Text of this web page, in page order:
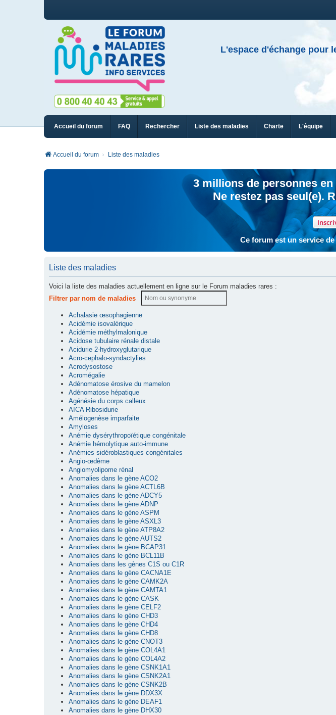
L'espace d'échange pour
Accueil du forum FAQ Rechercher Liste des maladies Charte L'équipe
Accueil du forum Liste des maladies
3 millions de personnes
Ne restez pas seul(e).
Ce forum est un service
Liste des maladies
Voici la liste des maladies actuellement en ligne sur le Forum maladies rares :
Filtrer par nom de maladies
Achalasie œsophagienne
Acidémie isovalérique
Acidémie méthylmalonique
Acidose tubulaire rénale distale
Acidurie 2-hydroxyglutarique
Acro-cephalo-syndactylies
Acrodysostose
Acromégalie
Adénomatose érosive du mamelon
Adénomatose hépatique
Agénésie du corps calleux
AICA Ribosidurie
Amélogenèse imparfaite
Amyloses
Anémie dysérythropoïétique congénitale
Anémie hémolytique auto-immune
Anémies sidéroblastiques congénitales
Angio-œdème
Angiomyolipome rénal
Anomalies dans le gène ACO2
Anomalies dans le gène ACTL6B
Anomalies dans le gène ADCY5
Anomalies dans le gène ADNP
Anomalies dans le gène ASPM
Anomalies dans le gène ASXL3
Anomalies dans le gène ATP8A2
Anomalies dans le gène AUTS2
Anomalies dans le gène BCAP31
Anomalies dans le gène BCL11B
Anomalies dans les gènes C1S ou C1R
Anomalies dans le gène CACNA1E
Anomalies dans le gène CAMK2A
Anomalies dans le gène CAMTA1
Anomalies dans le gène CASK
Anomalies dans le gène CELF2
Anomalies dans le gène CHD3
Anomalies dans le gène CHD4
Anomalies dans le gène CHD8
Anomalies dans le gène CNOT3
Anomalies dans le gène COL4A1
Anomalies dans le gène COL4A2
Anomalies dans le gène CSNK1A1
Anomalies dans le gène CSNK2A1
Anomalies dans le gène CSNK2B
Anomalies dans le gène DDX3X
Anomalies dans le gène DEAF1
Anomalies dans le gène DHX30